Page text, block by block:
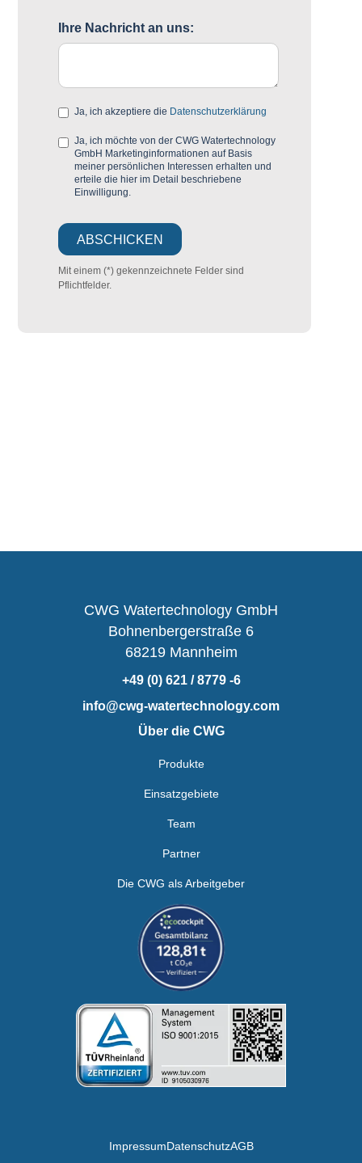
Ihre Nachricht an uns:
Ja, ich akzeptiere die Datenschutzerklärung
Ja, ich möchte von der CWG Watertechnology
GmbH Marketinginformationen auf Basis
meiner persönlichen Interessen erhalten und
erteile die hier im Detail beschriebene
Einwilligung.
Mit einem (*) gekennzeichnete Felder sind
Pflichtfelder.
CWG Watertechnology GmbH
Bohnenbergerstraße 6
68219 Mannheim
+49 (0) 621 / 8779 -6
info@cwg-watertechnology.com
Über die CWG
Produkte
Einsatzgebiete
Team
Partner
Die CWG als Arbeitgeber
ImpressumDatenschutzAGB